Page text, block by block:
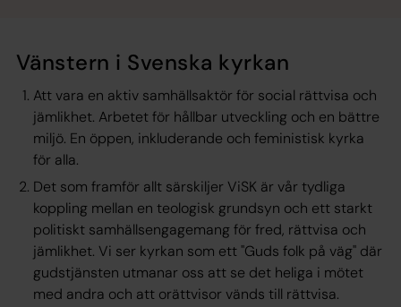
Vänstern i Svenska kyrkan
Att vara en aktiv samhällsaktör för social rättvisa och
jämlikhet. Arbetet för hållbar utveckling och en bättre
miljö. En öppen, inkluderande och feministisk kyrka
för alla.
Det som framför allt särskiljer ViSK är vår tydliga
koppling mellan en teologisk grundsyn och ett starkt
politiskt samhällsengagemang för fred, rättvisa och
jämlikhet. Vi ser kyrkan som ett "Guds folk på väg" där
gudstjänsten utmanar oss att se det heliga i mötet
med andra och att orättvisor vänds till rättvisa.